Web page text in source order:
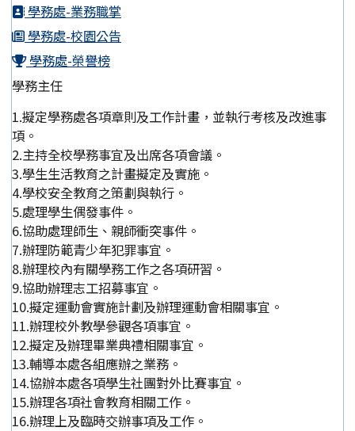
學務處-業務職掌
學務處-校園公告
學務處-榮譽榜
學務主任
1.擬定學務處各項章則及工作計畫，並執行考核及改進事
項。
2.主持全校學務事宜及出席各項會議。
3.學生生活教育之計畫擬定及實施。
4.學校安全教育之策劃與執行。
5.處理學生偶發事件。
6.協助處理師生、親師衝突事件。
7.辦理防範青少年犯罪事宜。
8.辦理校內有關學務工作之各項研習。
9.協助辦理志工招募事宜。
10.擬定運動會實施計劃及辦理運動會相關事宜。
11.辦理校外教學參觀各項事宜。
12.擬定及辦理畢業典禮相關事宜。
13.輔導本處各組應辦之業務。
14.協辦本處各項學生社團對外比賽事宜。
15.辦理各項社會教育相關工作。
16.辦理上及臨時交辦事項及工作。